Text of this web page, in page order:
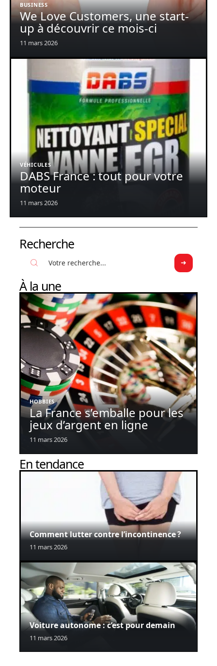
BUSINESS
We Love Customers, une start-
up à découvrir ce mois-ci
11 mars 2026
VÉHICULES
DABS France : tout pour votre
moteur
11 mars 2026
Recherche
À la une
HOBBIES
La France s’emballe pour les
jeux d’argent en ligne
11 mars 2026
En tendance
Comment lutter contre l’incontinence ?
11 mars 2026
Voiture autonome : c’est pour demain
11 mars 2026